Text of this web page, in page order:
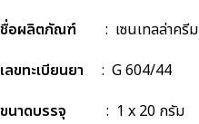
ชื่อผลิตภัณฑ์ : เซนเทลล่าครีม
เลขทะเบียนยา : G 604/44
ขนาดบรรจุ : 1 x 20 กรัม